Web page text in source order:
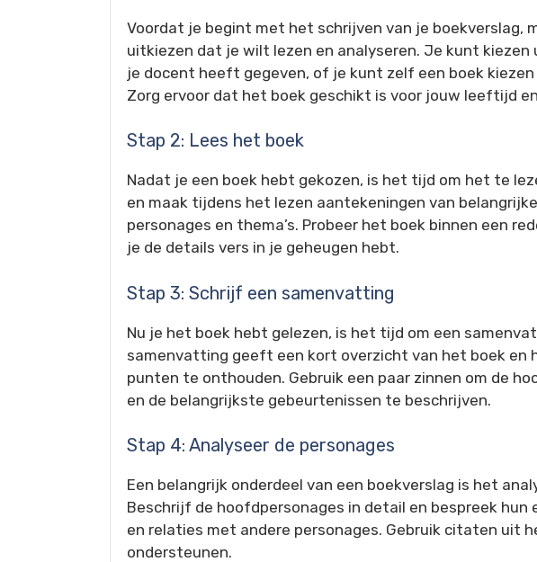
Voordat je begint met het schrijven van je boekverslag,
uitkiezen dat je wilt lezen en analyseren. Je kunt
je docent heeft gegeven, of je kunt zelf een boek
Zorg ervoor dat het boek geschikt is voor jouw leeftijd
Stap 2: Lees het boek
Nadat je een boek hebt gekozen, is het tijd om het te
en maak tijdens het lezen aantekeningen van
personages en thema’s. Probeer het boek binnen een
je de details vers in je geheugen hebt.
Stap 3: Schrijf een samenvatting
Nu je het boek hebt gelezen, is het tijd om een
samenvatting geeft een kort overzicht van het boek en
punten te onthouden. Gebruik een paar zinnen om de
en de belangrijkste gebeurtenissen te beschrijven.
Stap 4: Analyseer de personages
Een belangrijk onderdeel van een boekverslag is het
Beschrijf de hoofdpersonages in detail en bespreek hun
en relaties met andere personages. Gebruik citaten uit
ondersteunen.